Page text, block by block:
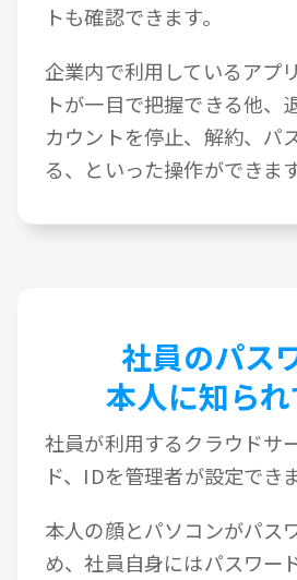
トも確認できます。
企業内で利用しているアプ
トが一目で把握できる他、
カウントを停止、解約、パ
る、といった操作ができます
社員のパス
本人に知ら
社員が利用するクラウドサ
ド、IDを管理者が設定でき
本人の顔とパソコンがパス
め、社員自身にはパスワー